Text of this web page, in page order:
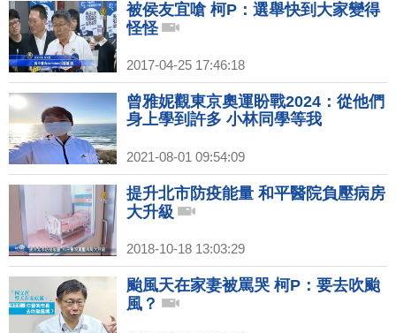
被侯友宜嗆 柯P：選舉快到大家變得
怪怪
2017-04-25 17:46:18
曾雅妮觀東京奧運盼戰2024：從他們
身上學到許多 小林同學等我
2021-08-01 09:54:09
提升北市防疫能量 和平醫院負壓病房
大升級
2018-10-18 13:03:29
颱風天在家妻被罵哭 柯P：要去吹颱
風？